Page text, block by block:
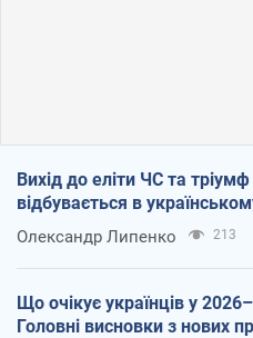
Вихід до еліти ЧС та
відбувається в
Олександр Липенко 213
Що очікує українців у
Головні висновки з нових